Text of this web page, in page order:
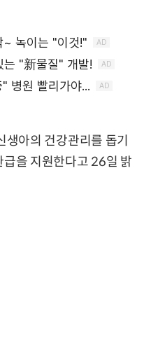
아의 건강관리를 돕기
을 지원한다고 26일 밝